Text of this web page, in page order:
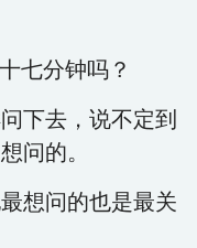
七分钟吗？
下去，说不定到
问的。
想问的也是最关